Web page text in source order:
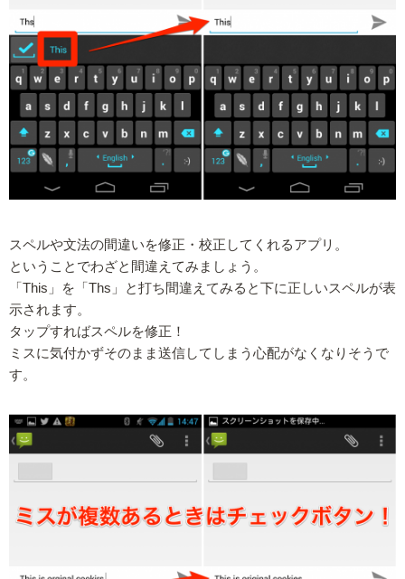
スペルや文法の間違いを修正・校正してくれるアプリ。
ということでわざと間違えてみましょう。
「This」を「Ths」と打ち間違えてみると下に正しいスペルが表
示されます。
タップすればスペルを修正！
ミスに気付かずそのまま送信してしまう心配がなくなりそうで
す。